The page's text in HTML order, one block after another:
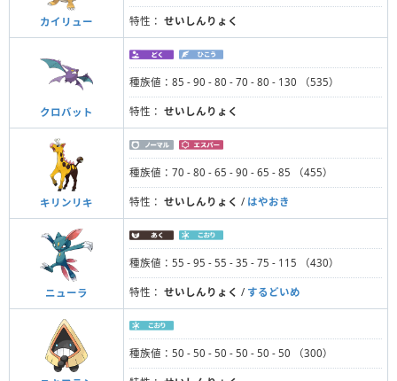
カイリュー 特性： せいしんりょく
クロバット
種族値：85 - 90 - 80 - 70 - 80 - 130 （535）
特性： せいしんりょく
キリンリキ
種族値：70 - 80 - 65 - 90 - 65 - 85 （455）
特性： せいしんりょく / はやおき
ニューラ
種族値：55 - 95 - 55 - 35 - 75 - 115 （430）
特性： せいしんりょく / するどいめ
種族値：50 - 50 - 50 - 50 - 50 - 50 （300）